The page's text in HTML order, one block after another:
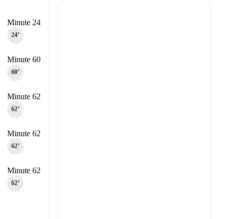
Minute 24
24‎’‎
Minute 60
60‎’‎
Minute 62
62‎’‎
Minute 62
62‎’‎
Minute 62
62‎’‎